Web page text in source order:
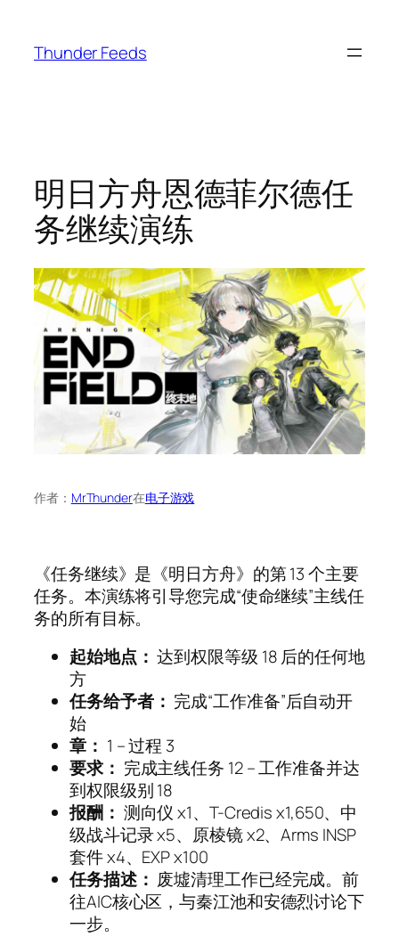
Thunder Feeds
明日方舟恩德菲尔德任
务继续演练
作者： MrThunder在电子游戏
《任务继续》是《明日方舟》的第 13 个主要
任务。本演练将引导您完成“使命继续”主线任
务的所有目标。
起始地点： 达到权限等级 18 后的任何地
方
任务给予者： 完成“工作准备”后自动开
始
章： 1 – 过程 3
要求： 完成主线任务 12 – 工作准备并达
到权限级别 18
报酬： 测向仪 x1、T-Credis x1,650、中
级战斗记录 x5、原棱镜 x2、Arms INSP
套件 x4、EXP x100
任务描述： 废墟清理工作已经完成。前
往AIC核心区，与秦江池和安德烈讨论下
一步。